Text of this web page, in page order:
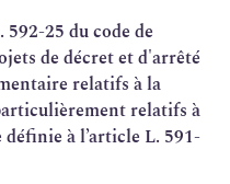
25 du code de
de décret et d'arrêté
relatifs à la
relatifs à
définie à l’article L. 591-